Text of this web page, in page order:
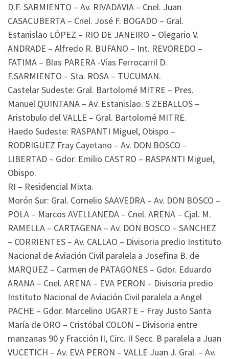
D.F. SARMIENTO – Av. RIVADAVIA – Cnel. Juan
CASACUBERTA – Cnel. José F. BOGADO – Gral.
Estanislao LÓPEZ – RIO DE JANEIRO – Olegario V.
ANDRADE – Alfredo R. BUFANO – Int. REVOREDO –
FATIMA – Blas PARERA -Vías Ferrocarril D.
F.SARMIENTO – Sta. ROSA – TUCUMAN.
Castelar Sudeste: Gral. Bartolomé MITRE – Pres.
Manuel QUINTANA – Av. Estanislao. S ZEBALLOS –
Aristobulo del VALLE – Gral. Bartolomé MITRE.
Haedo Sudeste: RASPANTI Miguel, Obispo –
RODRIGUEZ Fray Cayetano – Av. DON BOSCO –
LIBERTAD – Gdor. Emilio CASTRO – RASPANTI Miguel,
Obispo.
RI – Residencial Mixta.
Morón Sur: Gral. Cornelio SAAVEDRA – Av. DON BOSCO –
POLA – Marcos AVELLANEDA – Cnel. ARENA – Cjal. M.
RAMELLA – CARTAGENA – Av. DON BOSCO – SANCHEZ
– CORRIENTES – Av. CALLAO – Divisoria predio Instituto
Nacional de Aviación Civil paralela a Josefina B. de
MARQUEZ – Carmen de PATAGONES – Gdor. Eduardo
ARANA – Cnel. ARENA – EVA PERON – Divisoria predio
Instituto Nacional de Aviación Civil paralela a Angel
PACHE – Gdor. Marcelino UGARTE – Fray Justo Santa
María de ORO – Cristóbal COLON – Divisoria entre
manzanas 90 y Fracción II, Circ. II Secc. B paralela a Juan
VUCETICH – Av. EVA PERON – VALLE Juan J. Gral. – Av.